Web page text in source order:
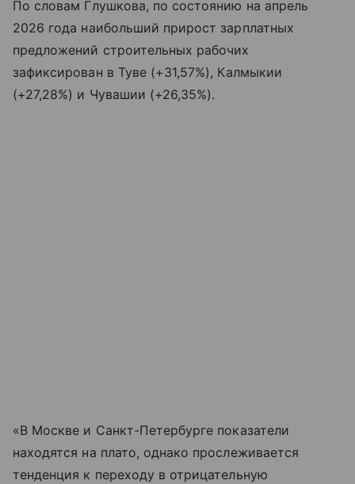
По словам Глушкова, по состоянию на апрель
2026 года наибольший прирост зарплатных
предложений строительных рабочих
зафиксирован в Туве (+31,57%), Калмыкии
(+27,28%) и Чувашии (+26,35%).
«В Москве и Санкт-Петербурге показатели
находятся на плато, однако прослеживается
тенденция к переходу в отрицательную